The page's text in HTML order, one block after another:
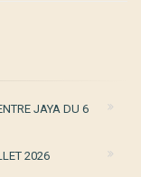
JAYA DU 6
2026